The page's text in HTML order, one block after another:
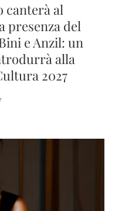
canterà al
presenza del
e Anzil: un
alla
2027